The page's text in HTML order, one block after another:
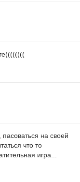
пасоваться на своей
что то
игра...